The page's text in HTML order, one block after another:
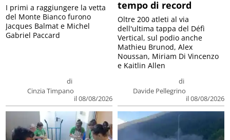
di
Cinzia Timpano
il 08/08/2026
I primi a raggiungere la vetta
del Monte Bianco furono
Jacques Balmat e Michel
Gabriel Paccard
tempo di record
di
Davide Pellegrino
il 08/08/2026
Oltre 200 atleti al via
dell'ultima tappa del Défì
Vertical, sul podio anche
Mathieu Brunod, Alex
Noussan, Miriam Di Vincenzo
e Kaitlin Allen